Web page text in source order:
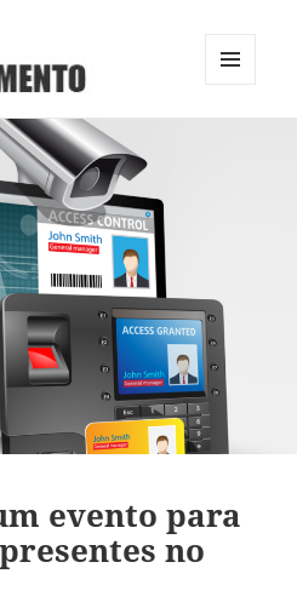
E
evento para
no